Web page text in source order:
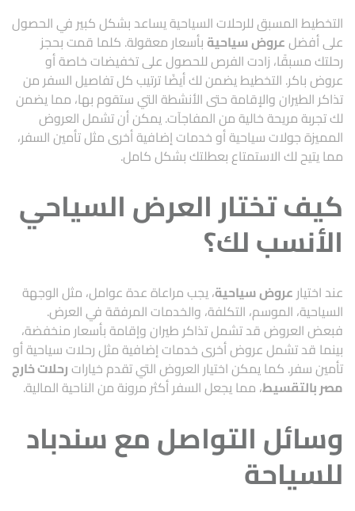
التخطيط المسبق للرحلات السياحية يساعد بشكل كبير في الحصول
على أفضلعروض سياحيةبأسعار معقولة. كلما قمت بحجز
رحلتك مسبقًا، زادت الفرص للحصول على تخفيضات خاصة أو
عروض باكر. التخطيط يضمن لك أيضًا ترتيب كل تفاصيل السفر من
تذاكر الطيران والإقامة حتى الأنشطة التي ستقوم بها، مما يضمن
لك تجربة مريحة خالية من المفاجآت. يمكن أن تشمل العروض
المميزة جولات سياحية أو خدمات إضافية أخرى مثل تأمين السفر،
مما يتيح لك الاستمتاع بعطلتك بشكل كامل.
كيف تختار العرض السياحي
الأنسب لك؟
عند اختيارعروض سياحية، يجب مراعاة عدة عوامل، مثل الوجهة
السياحية، الموسم، التكلفة، والخدمات المرفقة في العرض.
فبعض العروض قد تشمل تذاكر طيران وإقامة بأسعار منخفضة،
بينما قد تشمل عروض أخرى خدمات إضافية مثل رحلات سياحية أو
تأمين سفر. كما يمكن اختيار العروض التي تقدم خياراترحلات خارج
مصر بالتقسيط، مما يجعل السفر أكثر مرونة من الناحية المالية.
وسائل التواصل مع سندباد
للسياحة